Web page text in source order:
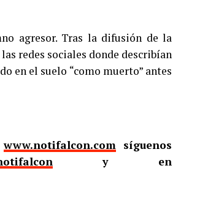
agresor. Tras la difusión de la
redes sociales donde describían
en el suelo “como muerto” antes
www.notifalcon.comsíguenos
y en